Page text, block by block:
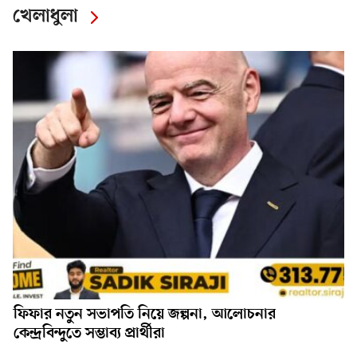
খেলাধুলা
ফিফার নতুন সভাপতি নিয়ে জল্পনা, আলোচনার
কেন্দ্রবিন্দুতে সম্ভাব্য প্রার্থীরা